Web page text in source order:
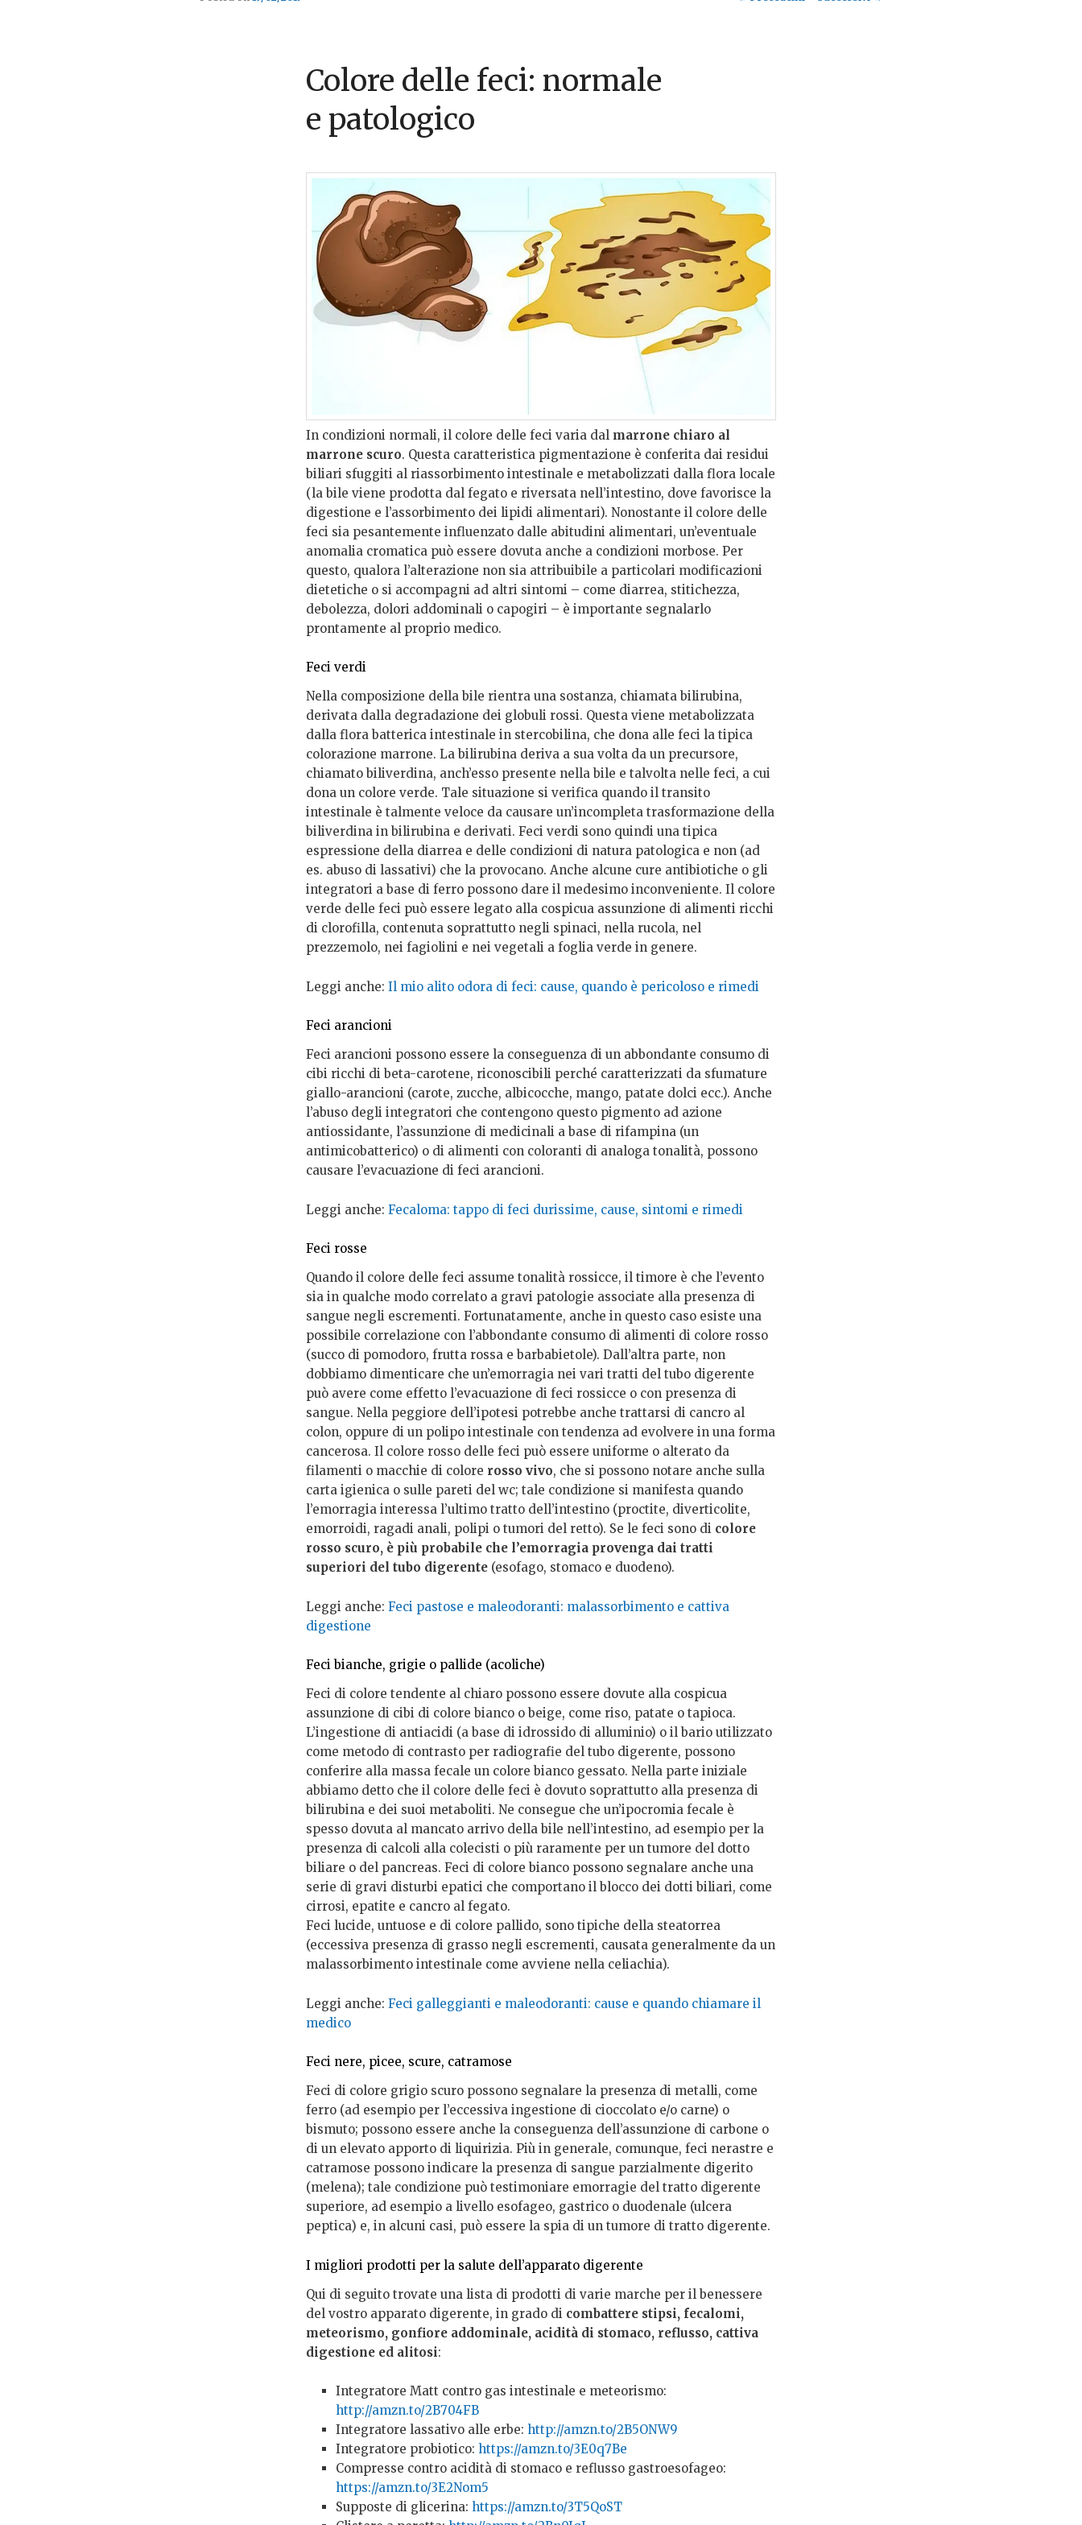
Colore delle feci: normale
e patologico
In condizioni normali, il colore delle feci varia dal marrone chiaro al
marrone scuro. Questa caratteristica pigmentazione è conferita dai residui
biliari sfuggiti al riassorbimento intestinale e metabolizzati dalla flora locale
(la bile viene prodotta dal fegato e riversata nell’intestino, dove favorisce la
digestione e l’assorbimento dei lipidi alimentari). Nonostante il colore delle
feci sia pesantemente influenzato dalle abitudini alimentari, un’eventuale
anomalia cromatica può essere dovuta anche a condizioni morbose. Per
questo, qualora l’alterazione non sia attribuibile a particolari modificazioni
dietetiche o si accompagni ad altri sintomi – come diarrea, stitichezza,
debolezza, dolori addominali o capogiri – è importante segnalarlo
prontamente al proprio medico.
Feci verdi
Nella composizione della bile rientra una sostanza, chiamata bilirubina,
derivata dalla degradazione dei globuli rossi. Questa viene metabolizzata
dalla flora batterica intestinale in stercobilina, che dona alle feci la tipica
colorazione marrone. La bilirubina deriva a sua volta da un precursore,
chiamato biliverdina, anch’esso presente nella bile e talvolta nelle feci, a cui
dona un colore verde. Tale situazione si verifica quando il transito
intestinale è talmente veloce da causare un’incompleta trasformazione della
biliverdina in bilirubina e derivati. Feci verdi sono quindi una tipica
espressione della diarrea e delle condizioni di natura patologica e non (ad
es. abuso di lassativi) che la provocano. Anche alcune cure antibiotiche o gli
integratori a base di ferro possono dare il medesimo inconveniente. Il colore
verde delle feci può essere legato alla cospicua assunzione di alimenti ricchi
di clorofilla, contenuta soprattutto negli spinaci, nella rucola, nel
prezzemolo, nei fagiolini e nei vegetali a foglia verde in genere.
Leggi anche: Il mio alito odora di feci: cause, quando è pericoloso e rimedi
Feci arancioni
Feci arancioni possono essere la conseguenza di un abbondante consumo di
cibi ricchi di beta-carotene, riconoscibili perché caratterizzati da sfumature
giallo-arancioni (carote, zucche, albicocche, mango, patate dolci ecc.). Anche
l’abuso degli integratori che contengono questo pigmento ad azione
antiossidante, l’assunzione di medicinali a base di rifampina (un
antimicobatterico) o di alimenti con coloranti di analoga tonalità, possono
causare l’evacuazione di feci arancioni.
Leggi anche: Fecaloma: tappo di feci durissime, cause, sintomi e rimedi
Feci rosse
Quando il colore delle feci assume tonalità rossicce, il timore è che l’evento
sia in qualche modo correlato a gravi patologie associate alla presenza di
sangue negli escrementi. Fortunatamente, anche in questo caso esiste una
possibile correlazione con l’abbondante consumo di alimenti di colore rosso
(succo di pomodoro, frutta rossa e barbabietole). Dall’altra parte, non
dobbiamo dimenticare che un’emorragia nei vari tratti del tubo digerente
può avere come effetto l’evacuazione di feci rossicce o con presenza di
sangue. Nella peggiore dell’ipotesi potrebbe anche trattarsi di cancro al
colon, oppure di un polipo intestinale con tendenza ad evolvere in una forma
cancerosa. Il colore rosso delle feci può essere uniforme o alterato da
filamenti o macchie di colore rosso vivo, che si possono notare anche sulla
carta igienica o sulle pareti del wc; tale condizione si manifesta quando
l’emorragia interessa l’ultimo tratto dell’intestino (proctite, diverticolite,
emorroidi, ragadi anali, polipi o tumori del retto). Se le feci sono di colore
rosso scuro, è più probabile che l’emorragia provenga dai tratti
superiori del tubo digerente(esofago, stomaco e duodeno).
Leggi anche: Feci pastose e maleodoranti: malassorbimento e cattiva
digestione
Feci bianche, grigie o pallide (acoliche)
Feci di colore tendente al chiaro possono essere dovute alla cospicua
assunzione di cibi di colore bianco o beige, come riso, patate o tapioca.
L’ingestione di antiacidi (a base di idrossido di alluminio) o il bario utilizzato
come metodo di contrasto per radiografie del tubo digerente, possono
conferire alla massa fecale un colore bianco gessato. Nella parte iniziale
abbiamo detto che il colore delle feci è dovuto soprattutto alla presenza di
bilirubina e dei suoi metaboliti. Ne consegue che un’ipocromia fecale è
spesso dovuta al mancato arrivo della bile nell’intestino, ad esempio per la
presenza di calcoli alla colecisti o più raramente per un tumore del dotto
biliare o del pancreas. Feci di colore bianco possono segnalare anche una
serie di gravi disturbi epatici che comportano il blocco dei dotti biliari, come
cirrosi, epatite e cancro al fegato.
Feci lucide, untuose e di colore pallido, sono tipiche della steatorrea
(eccessiva presenza di grasso negli escrementi, causata generalmente da un
malassorbimento intestinale come avviene nella celiachia).
Leggi anche: Feci galleggianti e maleodoranti: cause e quando chiamare il
medico
Feci nere, picee, scure, catramose
Feci di colore grigio scuro possono segnalare la presenza di metalli, come
ferro (ad esempio per l’eccessiva ingestione di cioccolato e/o carne) o
bismuto; possono essere anche la conseguenza dell’assunzione di carbone o
di un elevato apporto di liquirizia. Più in generale, comunque, feci nerastre e
catramose possono indicare la presenza di sangue parzialmente digerito
(melena); tale condizione può testimoniare emorragie del tratto digerente
superiore, ad esempio a livello esofageo, gastrico o duodenale (ulcera
peptica) e, in alcuni casi, può essere la spia di un tumore di tratto digerente.
I migliori prodotti per la salute dell’apparato digerente
Qui di seguito trovate una lista di prodotti di varie marche per il benessere
del vostro apparato digerente, in grado di combattere stipsi, fecalomi,
meteorismo, gonfiore addominale, acidità di stomaco, reflusso, cattiva
digestione ed alitosi:
Integratore Matt contro gas intestinale e meteorismo:
http://amzn.to/2B704FB
Integratore lassativo alle erbe: http://amzn.to/2B5ONW9
Integratore probiotico: https://amzn.to/3E0q7Be
Compresse contro acidità di stomaco e reflusso gastroesofageo:
https://amzn.to/3E2Nom5
Supposte di glicerina: https://amzn.to/3T5QoST